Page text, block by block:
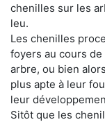
chenilles sur les
leu.
Les chenilles
foyers au cours
arbre, ou bien
plus apte à leur
leur
Sitôt que les